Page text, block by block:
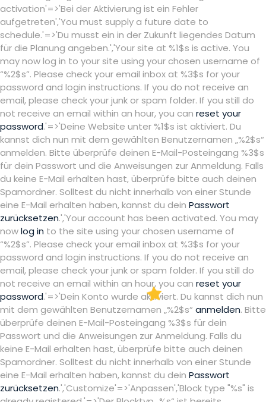
activation'=>'Bei der Aktivierung ist ein Fehler
aufgetreten','You must supply a future date to
schedule.'=>'Du musst ein in der Zukunft liegendes Datum
für die Planung angeben.','Your site at %1$s is active. You
may now log in to your site using your chosen username of
“%2$s”. Please check your email inbox at %3$s for your
password and login instructions. If you do not receive an
email, please check your junk or spam folder. If you still do
not receive an email within an hour, you can reset your
password.'=>'Deine Website unter %1$s ist aktiviert. Du
kannst dich nun mit dem gewählten Benutzernamen „%2$s“
anmelden. Bitte überprüfe deinen E-Mail-Posteingang %3$s
für dein Passwort und die Anweisungen zur Anmeldung. Falls
du keine E-Mail erhalten hast, überprüfe bitte auch deinen
Spamordner. Solltest du nicht innerhalb von einer Stunde
eine E-Mail erhalten haben, kannst du dein Passwort
zurücksetzen.','Your account has been activated. You may
nowlog in to the site using your chosen username of
“%2$s”. Please check your email inbox at %3$s for your
password and login instructions. If you do not receive an
email, please check your junk or spam folder. If you still do
not receive an email within an hour, you can reset your
password.'=>'Dein Konto wurde aktiviert. Du kannst dich nun
mit dem gewählten Benutzernamen „%2$s“ anmelden. Bitte
überprüfe deinen E-Mail-Posteingang %3$s für dein
Passwort und die Anweisungen zur Anmeldung. Falls du
keine E-Mail erhalten hast, überprüfe bitte auch deinen
Spamordner. Solltest du nicht innerhalb von einer Stunde
eine E-Mail erhalten haben, kannst du dein Passwort
zurücksetzen.','Customize'=>'Anpassen','Block type "%s" is